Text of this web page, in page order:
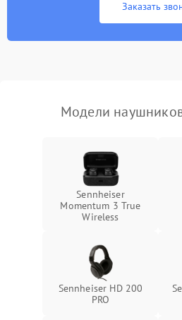
Заказать
Модели
Sennheiser
Momentum 3 True
Wireless
Sennheiser HD 200
PRO